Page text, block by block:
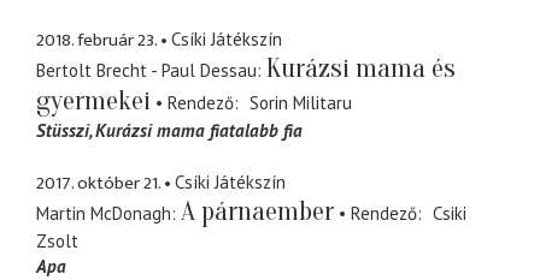
2018. február 23.
Csíki Játékszín
Bertolt Brecht - Paul Dessau Kurázsi mama és
gyermekei
Rendező
Sorin Militaru
Stüsszi Kurázsi mama fiatalabb fia
2017. október 21.
Csíki Játékszín
Martin McDonagh A párnaember Rendező
Csiki
Zsolt
Apa